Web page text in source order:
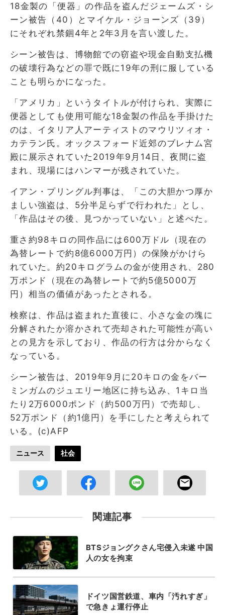
18金製の「便器」の作品を盗んだジェームズ・シ
ーン被告（40）とマイケル・ジョーンズ（39）
にそれぞれ禁錮4年と2年3月を言い渡した。
シーン被告は、博物館での窃盗や現金自動支払機
の破壊行為などの罪で既に19年の刑に服している
ことも明らかになった。
「アメリカ」というタイトルが付けられ、実際に
便器としても使用可能な18金製の作品を手掛けた
のは、イタリア人アーティストのマウリツィオ・
カテラン氏。オックスフォード近郊のブレナム宮
殿に展示されていた2019年9月14日、夜間に盗
まれ、現場にはハンマーが残されていた。
イアン・プリングル判事は、「この大胆かつ厚か
ましい強盗は、5分半足らずで行われた」とし、
「作品はその後、見つかっていない」と述べた。
重さ約98キロの同作品には600万ドル（現在の
為替レートで約8億6000万円）の保険がかけら
れていた。約20キログラムの金が使用され、280
万ポンド（現在の為替レートで約5億5000万
円）相当の価値があったとされる。
検察は、作品は盗まれた直後に、小さな金の塊に
分解されたか溶かされて売却された可能性が高い
との見方を示しており、作品の行方は分からなく
なっている。
シーン被告は、2019年9月に20キロの金をバー
ミンガムのジュエリー地区に持ち込み、1キロ当
たり2万6000ポンド（約500万円）で売却し、
52万ポンド（約1億円）を手にしたと考えられて
いる。(c)AFP
ニュース 社会
関連記事
BTSジョングクさん宅侵入未遂 中国
人の女を拘束
ドイツ国営鉄道、車内「汚れすぎ」
で急きょ運行停止